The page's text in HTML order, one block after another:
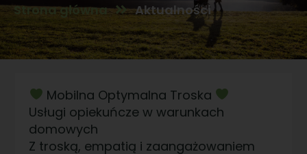
Strona główna Aktualności
Mobilna Optymalna Troska
Usługi opiekuńcze w warunkach
domowych
Z troską, empatią i zaangażowaniem